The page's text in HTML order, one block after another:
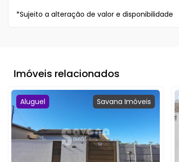
*Sujeito a alteração de valor e disponibilidade
Aluguel Savana Imóveis
Imóveis relacionados